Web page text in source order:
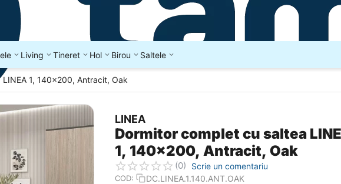
Living Tineret Hol Birou Saltele
1, 140x200, Antracit, Oak
LINEA
Dormitor complet cu saltea
1, 140x200, Antracit, Oak
(0) Scrie un comentariu
COD:
DC.LINEA.1.140.ANT.OAK